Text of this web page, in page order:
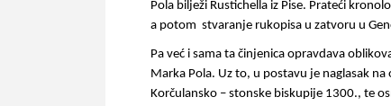
Pola bilježi Rustichella iz Pise. Prateći
a potom  stvaranje rukopisa u zatvoru u
Pa već i sama ta činjenica opravdava
Marka Pola. Uz to, u postavu je naglasak
Korčulansko – stonske biskupije 1300., te